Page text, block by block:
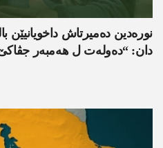
نورەدین دەمیرتاش
دان: “دەولەت ل ھەمبەر